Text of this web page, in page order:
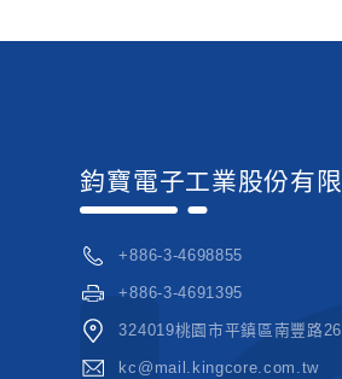
鈞寶電子工業股份有
+886-3-4698855
+886-3-4691395
324019桃園市平鎮區南豐路
kc@mail.kingcore.com.tw